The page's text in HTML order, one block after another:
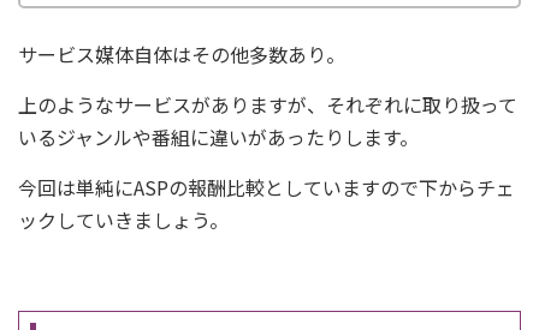
サービス媒体自体はその他多数あり。
上のようなサービスがありますが、それぞれに取り扱って
いるジャンルや番組に違いがあったりします。
今回は単純にASPの報酬比較としていますので下からチェ
ックしていきましょう。